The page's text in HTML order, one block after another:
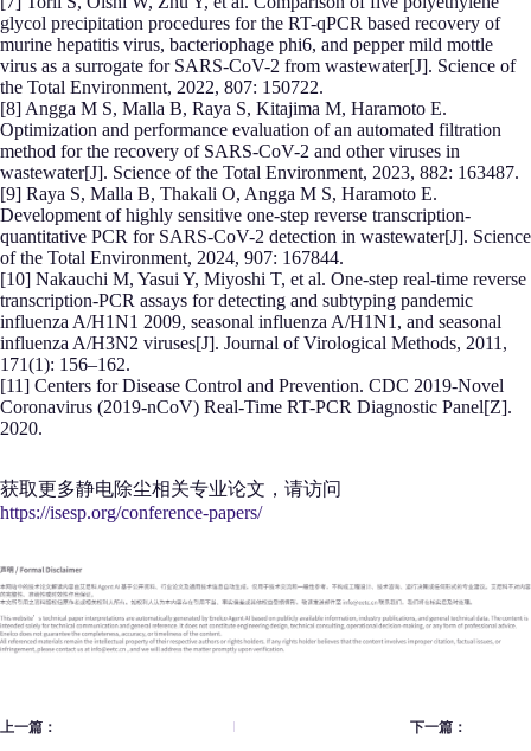
glycol precipitation procedures for the RT-qPCR based recovery of
murine hepatitis virus, bacteriophage phi6, and pepper mild mottle
virus as a surrogate for SARS-CoV-2 from wastewater[J]. Science of
the Total Environment, 2022, 807: 150722.
[8] Angga M S, Malla B, Raya S, Kitajima M, Haramoto E.
Optimization and performance evaluation of an automated filtration
method for the recovery of SARS-CoV-2 and other viruses in
wastewater[J]. Science of the Total Environment, 2023, 882: 163487.
[9] Raya S, Malla B, Thakali O, Angga M S, Haramoto E.
Development of highly sensitive one-step reverse transcription-
quantitative PCR for SARS-CoV-2 detection in wastewater[J]. Science
of the Total Environment, 2024, 907: 167844.
[10] Nakauchi M, Yasui Y, Miyoshi T, et al. One-step real-time reverse
transcription-PCR assays for detecting and subtyping pandemic
influenza A/H1N1 2009, seasonal influenza A/H1N1, and seasonal
influenza A/H3N2 viruses[J]. Journal of Virological Methods, 2011,
171(1): 156–162.
[11] Centers for Disease Control and Prevention. CDC 2019-Novel
Coronavirus (2019-nCoV) Real-Time RT-PCR Diagnostic Panel[Z].
2020.
获取更多静电除尘相关专业论文，请访问
https://isesp.org/conference-papers/
上一篇： 下一篇：